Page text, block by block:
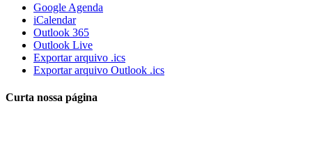
Google Agenda
iCalendar
Outlook 365
Outlook Live
Exportar arquivo .ics
Exportar arquivo Outlook .ics
Curta nossa página